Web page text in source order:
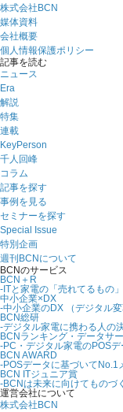
株式会社BCN
媒体資料
会社概要
個人情報保護ポリシー
記事を読む
ニュース
Era
解説
特集
連載
KeyPerson
千人回峰
コラム
記事を探す
事例を見る
セミナーを探す
Special Issue
特別企画
週刊BCNについて
BCNのサービス
BCN＋R
-ITと家電の「売れてるもの
中小企業×DX
-中小企業のDX （デジタル
BCN総研
-デジタル家電に携わる人の
BCNランキング・データサ
-PC・デジタル家電のPOS
BCN AWARD
-POSデータに基づいてNo.1
BCN ITジュニア賞
-BCNは未来に向けてものづ
運営会社について
株式会社BCN